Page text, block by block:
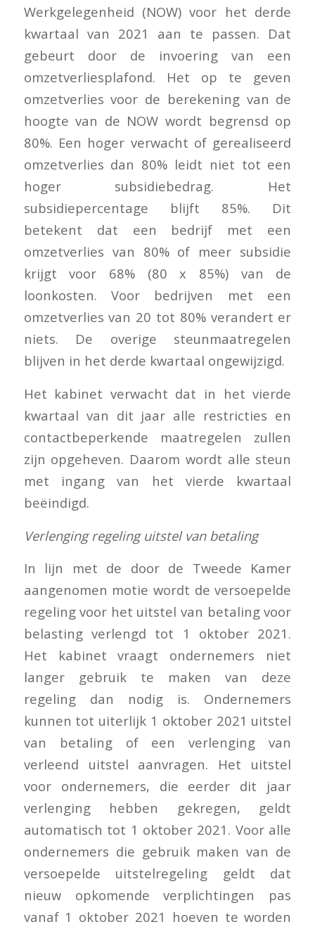
Werkgelegenheid (NOW) voor het derde
kwartaal van 2021 aan te passen. Dat
gebeurt door de invoering van een
omzetverliesplafond. Het op te geven
omzetverlies voor de berekening van de
hoogte van de NOW wordt begrensd op
80%. Een hoger verwacht of gerealiseerd
omzetverlies dan 80% leidt niet tot een
hoger subsidiebedrag. Het
subsidiepercentage blijft 85%. Dit
betekent dat een bedrijf met een
omzetverlies van 80% of meer subsidie
krijgt voor 68% (80 x 85%) van de
loonkosten. Voor bedrijven met een
omzetverlies van 20 tot 80% verandert er
niets. De overige steunmaatregelen
blijven in het derde kwartaal ongewijzigd.
Het kabinet verwacht dat in het vierde
kwartaal van dit jaar alle restricties en
contactbeperkende maatregelen zullen
zijn opgeheven. Daarom wordt alle steun
met ingang van het vierde kwartaal
beëindigd.
Verlenging regeling uitstel van betaling
In lijn met de door de Tweede Kamer
aangenomen motie wordt de versoepelde
regeling voor het uitstel van betaling voor
belasting verlengd tot 1 oktober 2021.
Het kabinet vraagt ondernemers niet
langer gebruik te maken van deze
regeling dan nodig is. Ondernemers
kunnen tot uiterlijk 1 oktober 2021 uitstel
van betaling of een verlenging van
verleend uitstel aanvragen. Het uitstel
voor ondernemers, die eerder dit jaar
verlenging hebben gekregen, geldt
automatisch tot 1 oktober 2021. Voor alle
ondernemers die gebruik maken van de
versoepelde uitstelregeling geldt dat
nieuw opkomende verplichtingen pas
vanaf 1 oktober 2021 hoeven te worden